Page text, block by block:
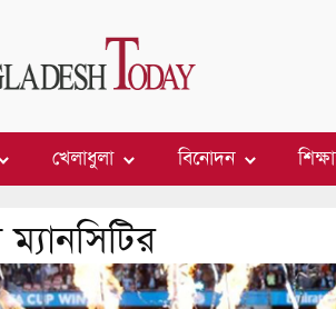
খেলাধুলা বিনোদন